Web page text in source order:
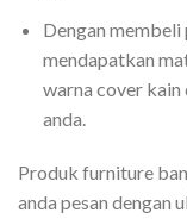
Dengan membeli
mendapatkan
warna cover kain
anda.
Produk furniture
anda pesan dengan